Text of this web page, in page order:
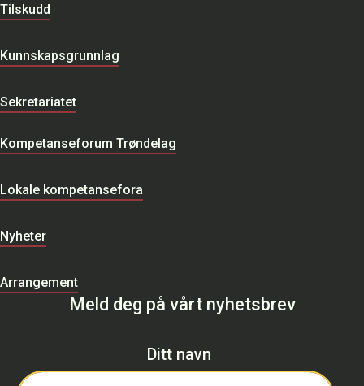
Tilskudd
Kunnskapsgrunnlag
Sekretariatet
Kompetanseforum Trøndelag
Lokale kompetansefora
Nyheter
Arrangement
Meld deg på vårt nyhetsbrev
Ditt navn